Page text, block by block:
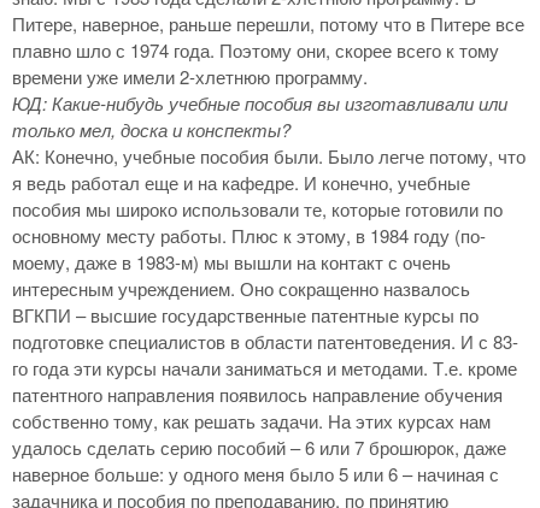
Питере, наверное, раньше перешли, потому что в Питере все
плавно шло с 1974 года. Поэтому они, скорее всего к тому
времени уже имели 2-хлетнюю программу.
ЮД: Какие-нибудь учебные пособия вы изготавливали или
только мел, доска и конспекты?
АК: Конечно, учебные пособия были. Было легче потому, что
я ведь работал еще и на кафедре. И конечно, учебные
пособия мы широко использовали те, которые готовили по
основному месту работы. Плюс к этому, в 1984 году (по-
моему, даже в 1983-м) мы вышли на контакт с очень
интересным учреждением. Оно сокращенно назвалось
ВГКПИ – высшие государственные патентные курсы по
подготовке специалистов в области патентоведения. И с 83-
го года эти курсы начали заниматься и методами. Т.е. кроме
патентного направления появилось направление обучения
собственно тому, как решать задачи. На этих курсах нам
удалось сделать серию пособий – 6 или 7 брошюрок, даже
наверное больше: у одного меня было 5 или 6 – начиная с
задачника и пособия по преподаванию, по принятию